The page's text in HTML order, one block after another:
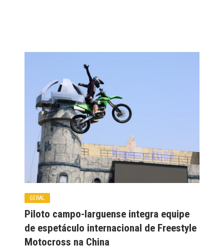
GERAL
Piloto campo-larguense integra equipe
de espetáculo internacional de Freestyle
Motocross na China